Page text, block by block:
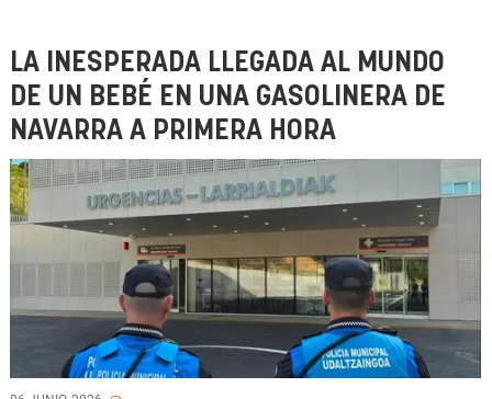
LA INESPERADA LLEGADA AL MUNDO
DE UN BEBÉ EN UNA GASOLINERA DE
NAVARRA A PRIMERA HORA